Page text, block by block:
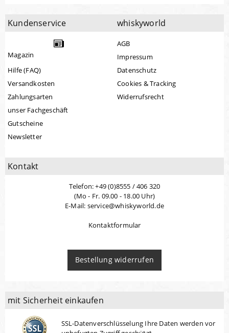
Kundenservice
Magazin
Hilfe (FAQ)
Versandkosten
Zahlungsarten
unser Fachgeschäft
Gutscheine
Newsletter
whiskyworld
AGB
Impressum
Datenschutz
Cookies & Tracking
Widerrufsrecht
Kontakt
Telefon: +49 (0)8555 / 406 320
(Mo - Fr. 09.00 - 18.00 Uhr)
E-Mail: service@whiskyworld.de
Kontaktformular
Bestellung widerrufen
mit Sicherheit einkaufen
SSL-Datenverschlüsselung Ihre Daten werden vor